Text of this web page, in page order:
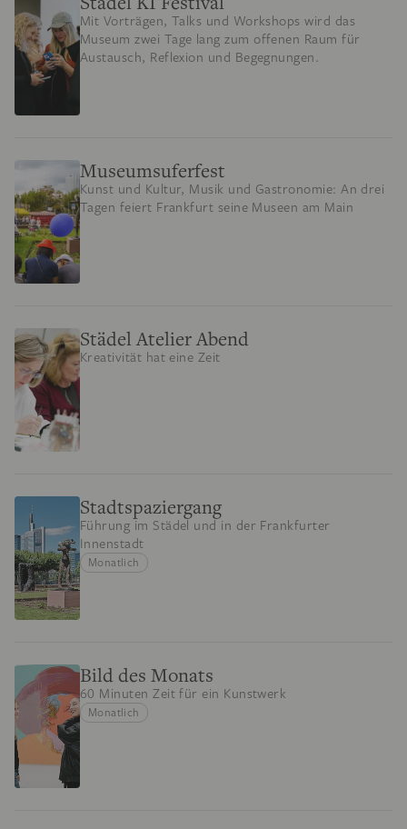
Mit Vorträgen, Talks und Workshops wird das
Museum zwei Tage lang zum offenen Raum für
Austausch, Reflexion und Begegnungen.
Museumsuferfest
Kunst und Kultur, Musik und Gastronomie: An drei
Tagen feiert Frankfurt seine Museen am Main
Städel Atelier Abend
Kreativität hat eine Zeit
Stadtspaziergang
Führung im Städel und in der Frankfurter
Innenstadt
Monatlich
Bild des Monats
60 Minuten Zeit für ein Kunstwerk
Monatlich